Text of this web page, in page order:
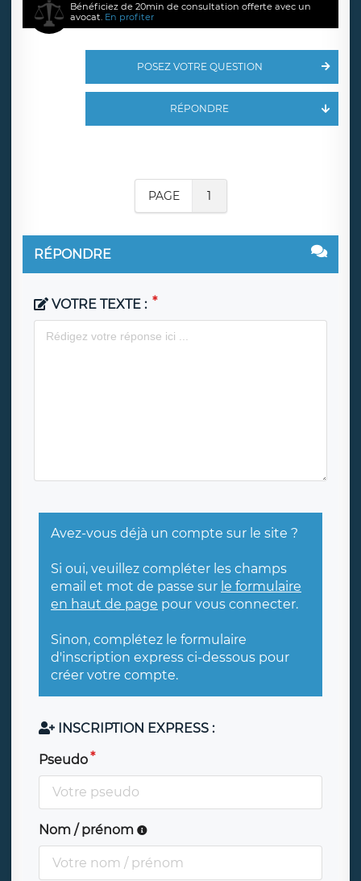
Bénéficiez de 20min de consultation offerte avec un
avocat. En profiter
POSEZ VOTRE QUESTION
RÉPONDRE
PAGE 1
RÉPONDRE
VOTRE TEXTE :
Avez-vous déjà un compte sur le site ?
Si oui, veuillez compléter les champs
email et mot de passe sur le formulaire
en haut de page pour vous connecter.
Sinon, complétez le formulaire
d'inscription express ci-dessous pour
créer votre compte.
INSCRIPTION EXPRESS :
Pseudo
Nom / prénom